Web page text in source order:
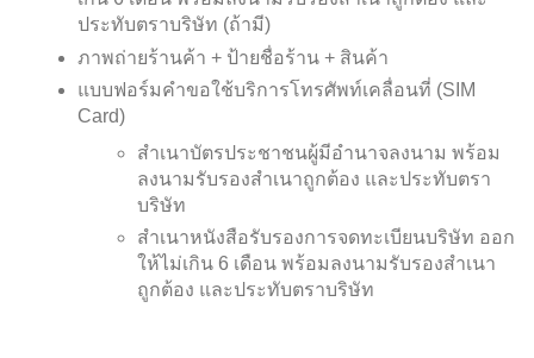
ประทับตราบริษัท (ถ้ามี)
ภาพถ่ายร้านค้า + ป้ายชื่อร้าน + สินค้า
แบบฟอร์มคำขอใช้บริการโทรศัพท์เคลื่อนที่ (SIM
Card)
สำเนาบัตรประชาชนผู้มีอำนาจลงนาม พร้อม
ลงนามรับรองสำเนาถูกต้อง และประทับตรา
บริษัท
สำเนาหนังสือรับรองการจดทะเบียนบริษัท ออก
ให้ไม่เกิน 6 เดือน พร้อมลงนามรับรองสำเนา
ถูกต้อง และประทับตราบริษัท